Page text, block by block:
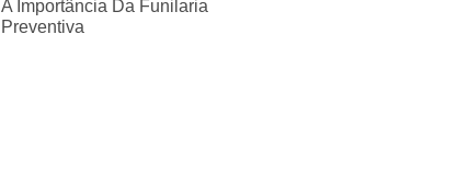
A Importância Da Funilaria
Preventiva